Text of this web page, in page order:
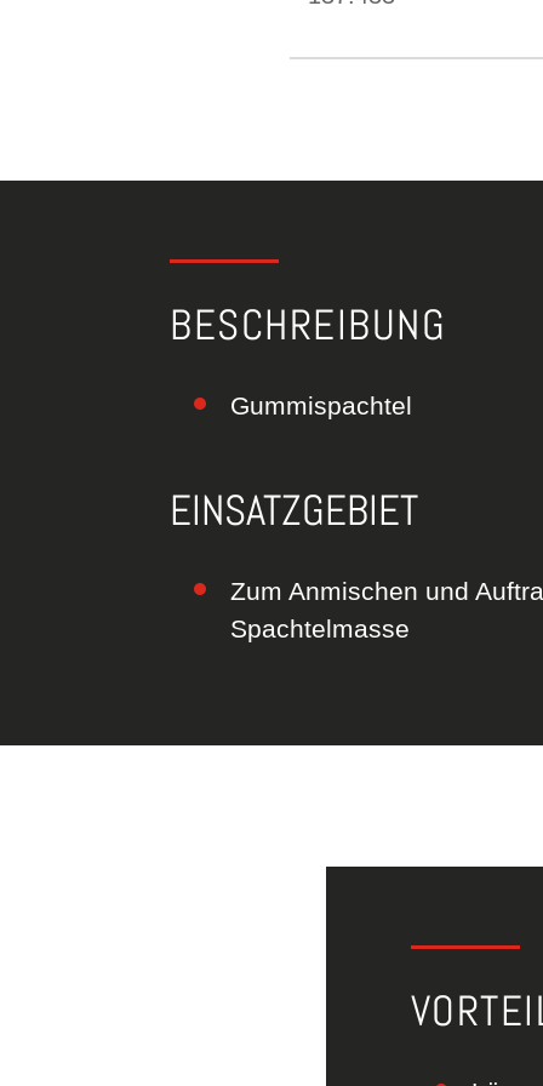
BESCHREIBUNG
Gummispachtel
EINSATZGEBIET
Zum Anmischen und
Spachtelmasse